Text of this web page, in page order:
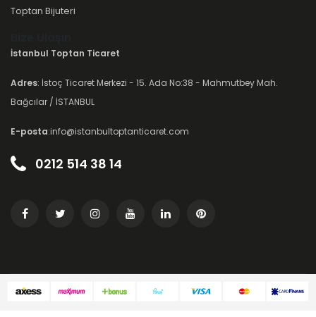
Toptan Bijuteri
İstanbul Toptan Ticaret
Adres: İstoç Ticaret Merkezi - 15. Ada No:38 - Mahmutbey Mah.
Bağcılar / İSTANBUL
E-posta:info@istanbultoptanticaret.com
0212 514 38 14